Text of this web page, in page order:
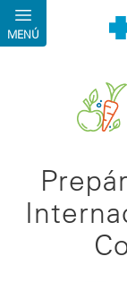
Pasar al contenido
MENÚ